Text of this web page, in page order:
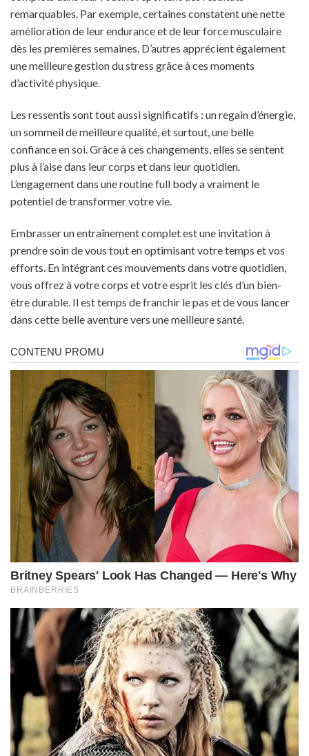
remarquables. Par exemple, certaines constatent une nette
amélioration de leur endurance et de leur force musculaire
dès les premières semaines. D’autres apprécient également
une meilleure gestion du stress grâce à ces moments
d’activité physique.
Les ressentis sont tout aussi significatifs : un regain d’énergie,
un sommeil de meilleure qualité, et surtout, une belle
confiance en soi. Grâce à ces changements, elles se sentent
plus à l’aise dans leur corps et dans leur quotidien.
L’engagement dans une routine full body a vraiment le
potentiel de transformer votre vie.
Embrasser un entraînement complet est une invitation à
prendre soin de vous tout en optimisant votre temps et vos
efforts. En intégrant ces mouvements dans votre quotidien,
vous offrez à votre corps et votre esprit les clés d’un bien-
être durable. Il est temps de franchir le pas et de vous lancer
dans cette belle aventure vers une meilleure santé.